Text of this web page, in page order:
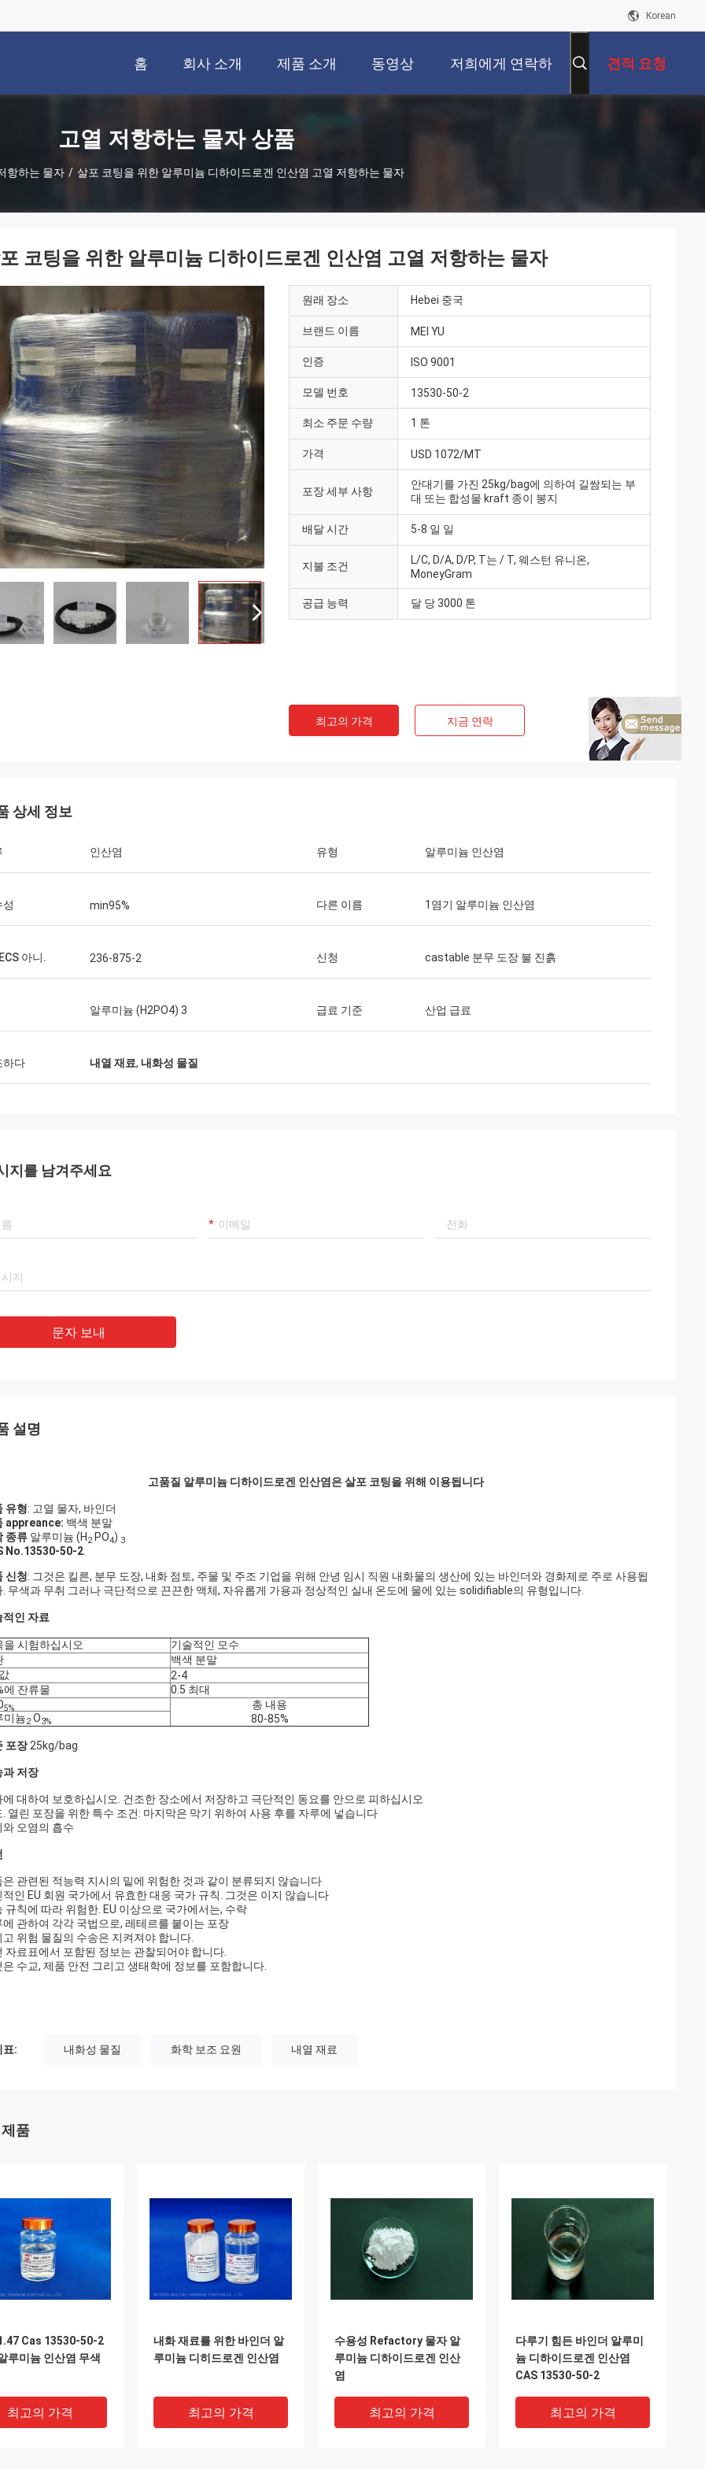
Korean
홈 회사 소개 제품 소개 동영상 저희에게 연락하 견적 요청
고열 저항하는 물자 상품
항하는 물자 / 살포 코팅을 위한 알루미늄 디하이드로겐 인산염 고열 저항하는 물자
코팅을 위한 알루미늄 디하이드로겐 인산염 고열 저항하는 물자
원래 장소 Hebei 중국
브랜드 이름 MEI YU
인증 ISO 9001
모델 번호 13530-50-2
최소 주문 수량 1 톤
가격 USD 1072/MT
포장 세부 사항
안대기를 가진 25kg/bag에 의하여 길쌈되는 부
대 또는 합성물 kraft 종이 봉지
배달 시간 5-8 일 일
지불 조건
L/C, D/A, D/P, T는 / T, 웨스턴 유니온,
MoneyGram
공급 능력 달 당 3000 톤
최고의 가격 지금 연락
상세 정보
인산염 유형 알루미늄 인산염
성 min95% 다른 이름 1염기 알루미늄 인산염
아니. 236-875-2 신청 castable 분무 도장 불 진흙
알루미늄 (H2PO4) 3 급료 기준 산업 급료
하다 내열 재료, 내화성 물질
지를 남겨주세요
문자 보내
설명
고품질 알루미늄 디하이드로겐 인산염은 살포 코팅을 위해 이용됩니다
유형: 고열 물자, 바인더
appreance: 백색 분말
종류 알루미늄 (H 2 PO4) 3
No.13530-50-2
신청: 그것은 킬른, 분무 도장, 내화 점토, 주물 및 주조 기업을 위해 안녕 임시 직원 내화물의 생산에 있는 바인더와 경화제로 주로 사용됩
. 무색과 무취 그러나 극단적으로 끈끈한 액체, 자유롭게 가용과 정상적인 실내 온도에 물에 있는 solidifiable의 유형입니다.
적인 자료
을 시험하십시오
기술적인 모수
백색 분말
2-4
에 잔류물
0.5 최대
5%
총 내용
80-85%
미늄2 O3%
포장25kg/bag
과 저장
에 대하여 보호하십시오. 건조한 장소에서 저장하고 극단적인 동요를 안으로 피하십시오
. 열린 포장을 위한 특수 조건: 마지막은 막기 위하여 사용 후를 자루에 넣습니다
와 오염의 흡수
은 관련된 적능력 지시의 밑에 위험한 것과 같이 분류되지 않습니다
적인 EU 회원 국가에서 유효한 대응 국가 규칙. 그것은 이지 않습니다
규칙에 따라 위험한. EU 이상으로 국가에서는, 수락
에 관하여 각각 국법으로, 레테르를 붙이는 포장
고 위험 물질의 수송은 지켜져야 합니다.
자료표에서 포함된 정보는 관찰되어야 합니다.
은 수교, 제품 안전 그리고 생태학에 정보를 포함합니다.
표: 내화성 물질 화학 보조 요원 내열 재료
품
Cas 13530-50-2
루미늄 인산염 무색
최고의 가격
내화 재료를 위한 바인더 알
루미늄 디히드로겐 인산염
최고의 가격
수용성 Refactory 물자 알
루미늄 디하이드로겐 인산
염
최고의 가격
다루기 힘든 바인더 알루미
늄 디하이드로겐 인산염
CAS 13530-50-2
최고의 가격